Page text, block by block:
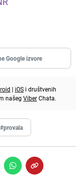
Google izvore
| iOS i društvenih
našeg ViberChata.
#provala